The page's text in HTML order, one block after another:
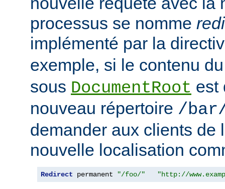
processus se nomme
implémenté par la
exemple, si le contenu
sous DocumentRoot est
nouveau répertoire /
demander aux clients de
nouvelle localisation
Redirect permanent "/foo/" "http://